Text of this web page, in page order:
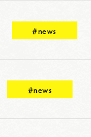
#news
#news